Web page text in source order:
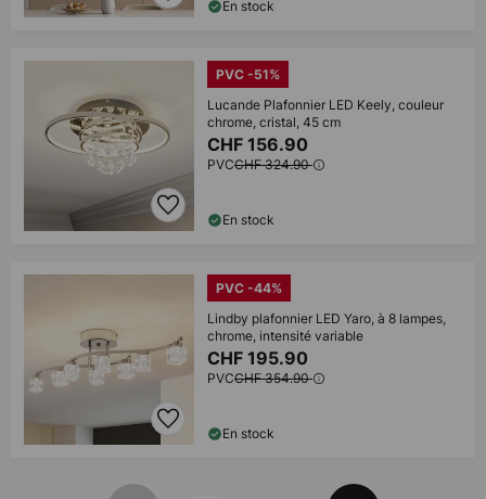
En stock
PVC -51%
Lucande Plafonnier LED Keely, couleur
chrome, cristal, 45 cm
CHF 156.90
PVCCHF 324.90
En stock
PVC -44%
Lindby plafonnier LED Yaro, à 8 lampes,
chrome, intensité variable
CHF 195.90
PVCCHF 354.90
En stock